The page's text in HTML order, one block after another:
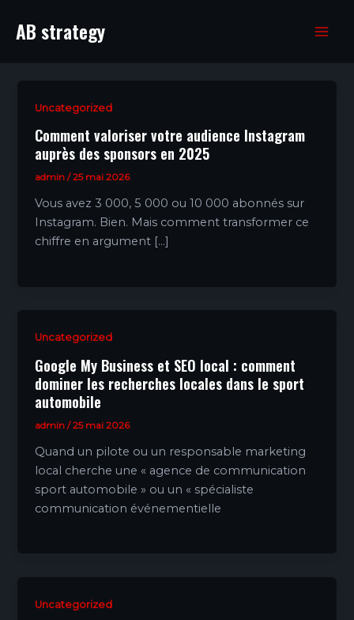
AB strategy
Uncategorized
Comment valoriser votre audience Instagram
auprès des sponsors en 2025
admin/25 mai 2026
Vous avez 3 000, 5 000 ou 10 000 abonnés sur
Instagram. Bien. Mais comment transformer ce
chiffre en argument […]
Uncategorized
Google My Business et SEO local : comment
dominer les recherches locales dans le sport
automobile
admin/25 mai 2026
Quand un pilote ou un responsable marketing
local cherche une « agence de communication
sport automobile » ou un « spécialiste
communication événementielle
Uncategorized